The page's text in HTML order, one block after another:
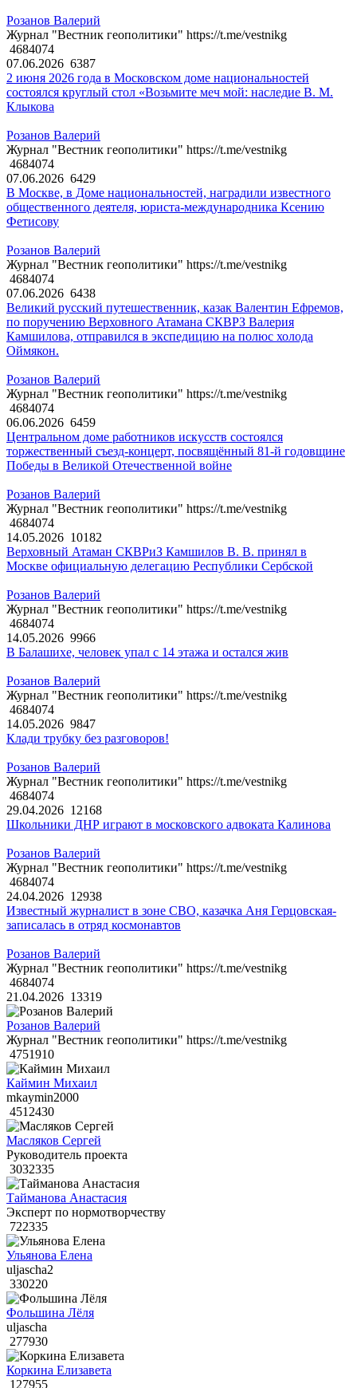
Розанов Валерий
Журнал "Вестник геополитики" https://t.me/vestnikg
4684074
07.06.2026 6387
2 июня 2026 года в Московском доме национальностей
состоялся круглый стол «Возьмите меч мой: наследие В. М.
Клыкова
Розанов Валерий
Журнал "Вестник геополитики" https://t.me/vestnikg
4684074
07.06.2026 6429
В Москве, в Доме национальностей, наградили известного
общественного деятеля, юриста-международника Ксению
Фетисову
Розанов Валерий
Журнал "Вестник геополитики" https://t.me/vestnikg
4684074
07.06.2026 6438
Великий русский путешественник, казак Валентин Ефремов,
по поручению Верховного Атамана СКВРЗ Валерия
Камшилова, отправился в экспедицию на полюс холода
Оймякон.
Розанов Валерий
Журнал "Вестник геополитики" https://t.me/vestnikg
4684074
06.06.2026 6459
Центральном доме работников искусств состоялся
торжественный съезд-концерт, посвящённый 81-й годовщине
Победы в Великой Отечественной войне
Розанов Валерий
Журнал "Вестник геополитики" https://t.me/vestnikg
4684074
14.05.2026 10182
Верховный Атаман СКВРиЗ Камшилов В. В. принял в
Москве официальную делегацию Республики Сербской
Розанов Валерий
Журнал "Вестник геополитики" https://t.me/vestnikg
4684074
14.05.2026 9966
В Балашихе, человек упал с 14 этажа и остался жив
Розанов Валерий
Журнал "Вестник геополитики" https://t.me/vestnikg
4684074
14.05.2026 9847
Клади трубку без разговоров!
Розанов Валерий
Журнал "Вестник геополитики" https://t.me/vestnikg
4684074
29.04.2026 12168
Школьники ДНР играют в московского адвоката Калинова
Розанов Валерий
Журнал "Вестник геополитики" https://t.me/vestnikg
4684074
24.04.2026 12938
Известный журналист в зоне СВО, казачка Аня Герцовская-
записалась в отряд космонавтов
Розанов Валерий
Журнал "Вестник геополитики" https://t.me/vestnikg
4684074
21.04.2026 13319
Розанов Валерий
Журнал "Вестник геополитики" https://t.me/vestnikg
4751910
Каймин Михаил
mkaymin2000
4512430
Масляков Сергей
Руководитель проекта
3032335
Тайманова Анастасия
Эксперт по нормотворчеству
722335
Ульянова Елена
uljascha2
330220
Фольшина Лёля
uljascha
277930
Коркина Елизавета
127955